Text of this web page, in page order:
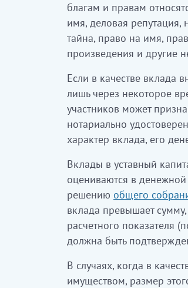
благам и правам
имя, деловая репутация,
тайна, право на имя,
произведения и другие
Если в качестве вклада
лишь через некоторое
участников может
нотариально
характер вклада, его
Вклады в уставный
оцениваются в
решению общего
вклада превышает
расчетного показателя
должна быть
В случаях, когда в
имуществом, размер